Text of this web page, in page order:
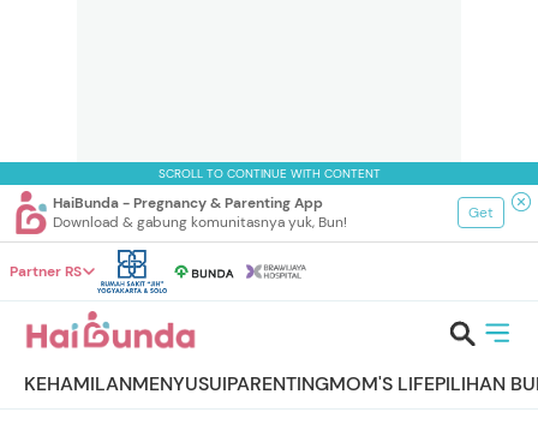
SCROLL TO CONTINUE WITH CONTENT
HaiBunda - Pregnancy & Parenting App
Download & gabung komunitasnya yuk, Bun!
Get
Partner RS
KEHAMILANMENYUSUIPARENTINGMOM'S LIFEPILIHAN